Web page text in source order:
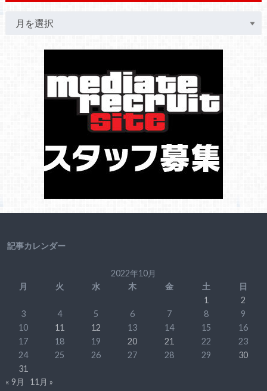
記事カレンダー
2022年10月
月
火 水 木 金 土
日
1
2
3
4 5 6 7 8
9
10
11 12 13 14 15
16
17
18 19 20 21 22
23
24
25 26 27 28 29
30
31
« 9月
11月 »